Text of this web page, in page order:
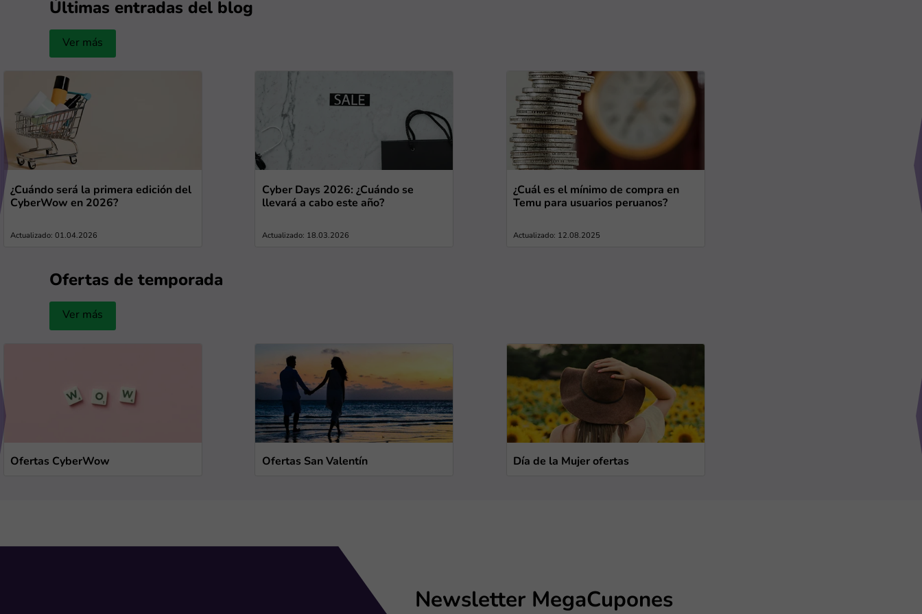
Últimas entradas del blog
Ver más
¿Cuándo será la primera edición del
CyberWow en 2026?
Actualizado: 01.04.2026
Cyber Days 2026: ¿Cuándo se
llevará a cabo este año?
Actualizado: 18.03.2026
¿Cuál es el mínimo de compra en
Temu para usuarios peruanos?
Actualizado: 12.08.2025
Ofertas de temporada
Ver más
Ofertas CyberWow Ofertas San Valentín Día de la Mujer ofertas
Newsletter MegaCupones